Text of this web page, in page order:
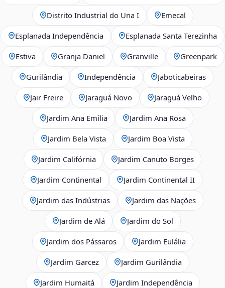
Distrito Industrial do Una I Emecal
Esplanada Independência Esplanada Santa Terezinha
Estiva Granja Daniel Granville Greenpark
Gurilândia Independência Jaboticabeiras
Jair Freire Jaraguá Novo Jaraguá Velho
Jardim Ana Emília Jardim Ana Rosa
Jardim Bela Vista Jardim Boa Vista
Jardim Califórnia Jardim Canuto Borges
Jardim Continental Jardim Continental II
Jardim das Indústrias Jardim das Nações
Jardim de Alá Jardim do Sol
Jardim dos Pássaros Jardim Eulália
Jardim Garcez Jardim Gurilândia
Jardim Humaitá Jardim Independência